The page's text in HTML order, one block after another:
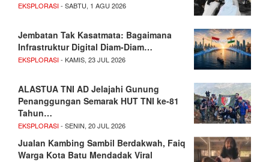
EKSPLORASI- SABTU, 1 AGU 2026
Jembatan Tak Kasatmata: Bagaimana
Infrastruktur Digital Diam-Diam…
EKSPLORASI- KAMIS, 23 JUL 2026
ALASTUA TNI AD Jelajahi Gunung
Penanggungan Semarak HUT TNI ke-81
Tahun…
EKSPLORASI- SENIN, 20 JUL 2026
Jualan Kambing Sambil Berdakwah, Faiq
Warga Kota Batu Mendadak Viral